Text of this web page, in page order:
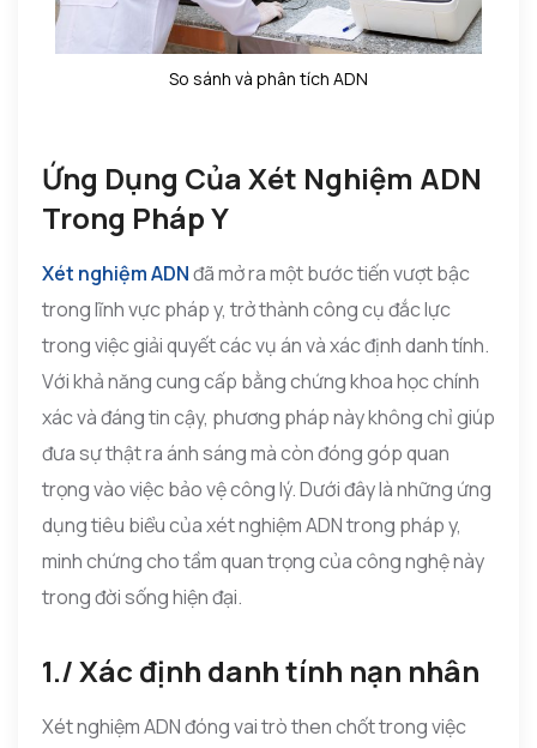
So sánh và phân tích ADN
Ứng Dụng Của Xét Nghiệm ADN
Trong Pháp Y
Xét nghiệm ADNđã mở ra một bước tiến vượt bậc
trong lĩnh vực pháp y, trở thành công cụ đắc lực
trong việc giải quyết các vụ án và xác định danh tính.
Với khả năng cung cấp bằng chứng khoa học chính
xác và đáng tin cậy, phương pháp này không chỉ giúp
đưa sự thật ra ánh sáng mà còn đóng góp quan
trọng vào việc bảo vệ công lý. Dưới đây là những ứng
dụng tiêu biểu của xét nghiệm ADN trong pháp y,
minh chứng cho tầm quan trọng của công nghệ này
trong đời sống hiện đại.
1./ Xác định danh tính nạn nhân
Xét nghiệm ADN đóng vai trò then chốt trong việc